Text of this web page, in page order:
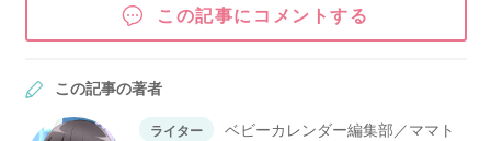
この記事にコメントする
この記事の著者
ライター
ベビーカレンダー編集部／ママト